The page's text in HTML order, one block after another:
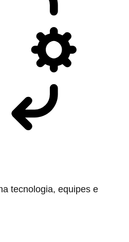
tecnologia, equipes e